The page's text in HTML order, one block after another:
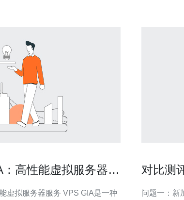
高性能虚拟服务器服
器服务 VPS GIA是一种
对比测
问题一：新